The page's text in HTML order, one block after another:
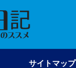
サイトマップ